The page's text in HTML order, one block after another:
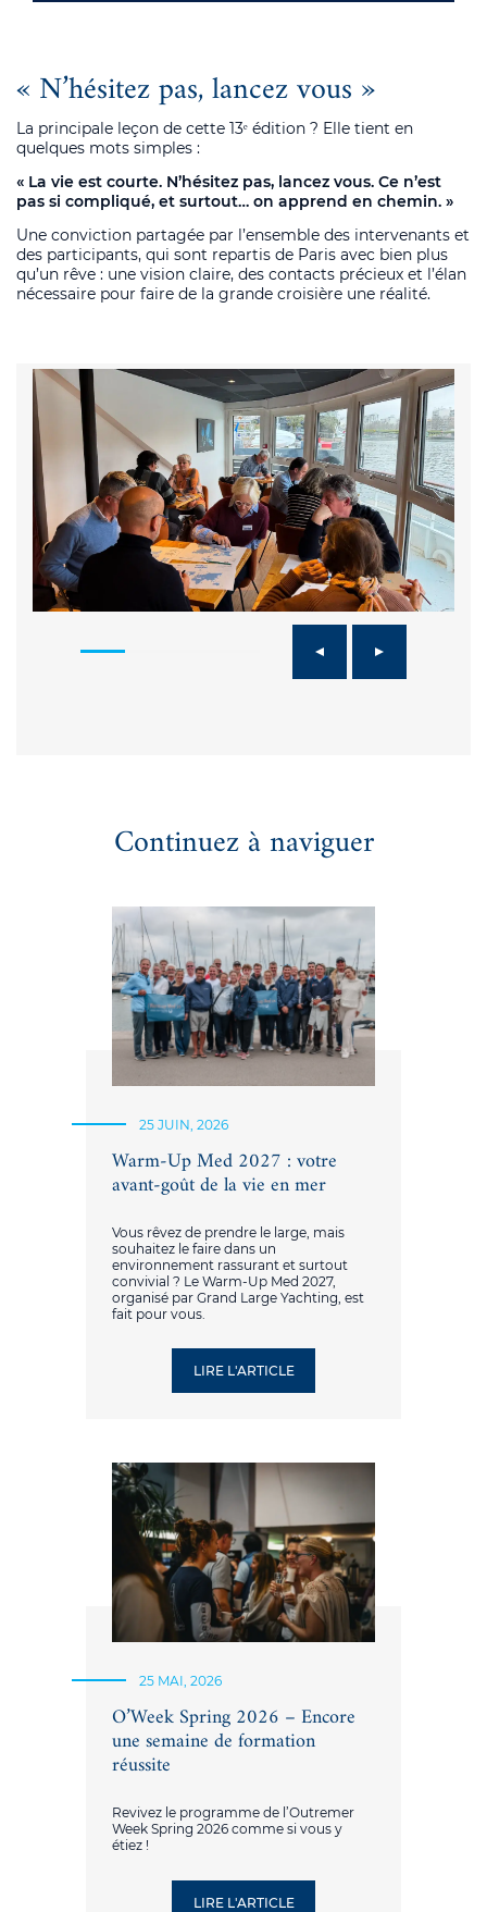
« N’hésitez pas, lancez vous »
La principale leçon de cette 13ᵉ édition ? Elle tient en
quelques mots simples :
« La vie est courte. N’hésitez pas, lancez vous. Ce n’est
pas si compliqué, et surtout… on apprend en chemin. »
Une conviction partagée par l’ensemble des intervenants et
des participants, qui sont repartis de Paris avec bien plus
qu’un rêve : une vision claire, des contacts précieux et l’élan
nécessaire pour faire de la grande croisière une réalité.
Continuez à naviguer
25 JUIN, 2026
Warm-Up Med 2027 : votre
avant-goût de la vie en mer
Vous rêvez de prendre le large, mais
souhaitez le faire dans un
environnement rassurant et surtout
convivial ? Le Warm-Up Med 2027,
organisé par Grand Large Yachting, est
fait pour vous.
LIRE L'ARTICLE
25 MAI, 2026
O’Week Spring 2026 – Encore
une semaine de formation
réussite
Revivez le programme de l’Outremer
Week Spring 2026 comme si vous y
étiez !
LIRE L'ARTICLE